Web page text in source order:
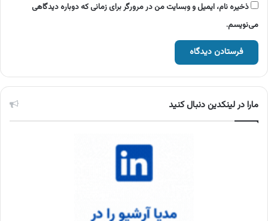
ذخیره نام، ایمیل و وبسایت من در مرورگر برای زمانی که دوباره دیدگاهی
می‌نویسم.
مارا در لینکدین دنبال کنید